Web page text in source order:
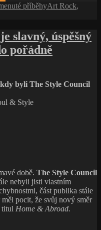
příběhyŠtítky:
Art Rock,
slavný, úspěšný
pořádně
byli The Style Council
& Style
době. The Style Council
nebyli jisti vlastním
část publika stále
pocit, že svůj nový směr
titul Home & Abroad.